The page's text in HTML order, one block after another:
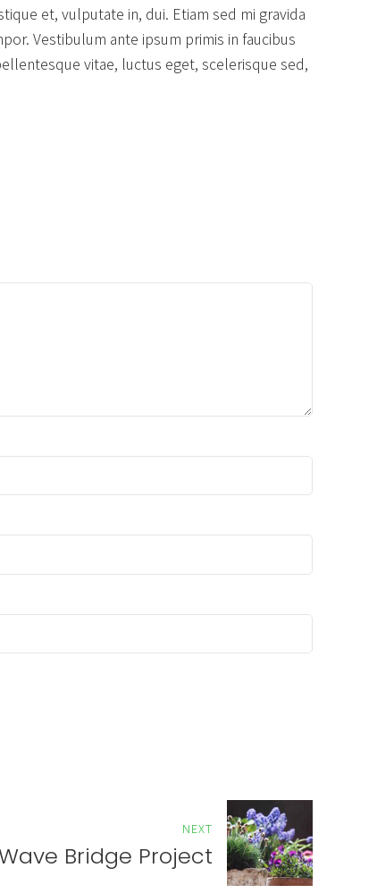
et, vulputate in, dui. Etiam sed mi gravida
Vestibulum ante ipsum primis in faucibus
vitae, luctus eget, scelerisque sed,
NEXT
Bridge Project